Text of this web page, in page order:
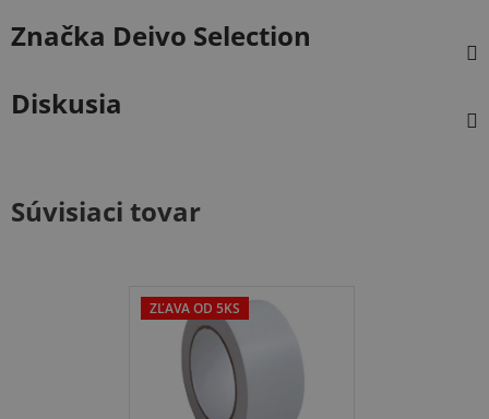
Značka Deivo Selection
Diskusia
Súvisiaci tovar
ZĽAVA OD 5KS